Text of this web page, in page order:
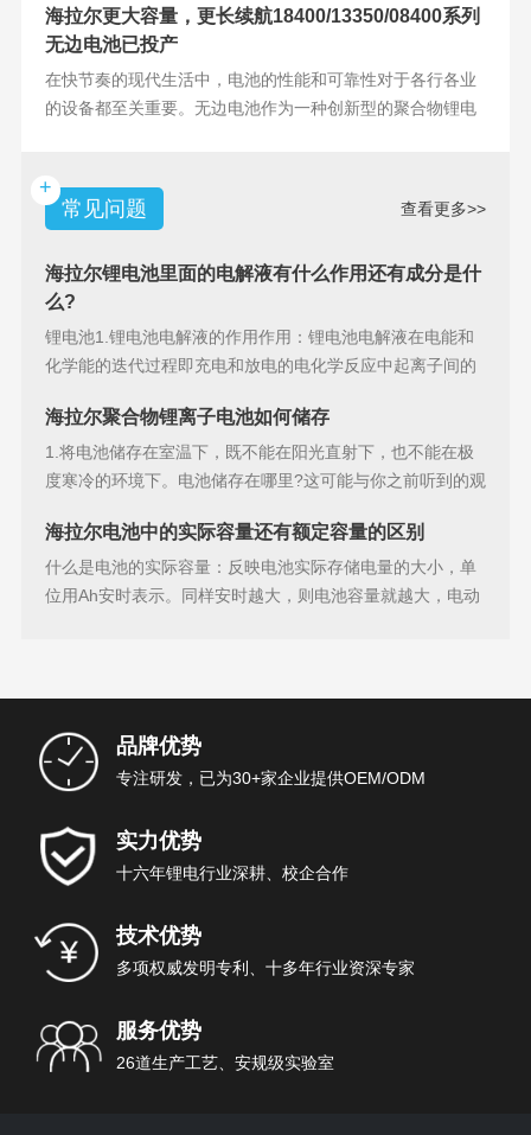
海拉尔更大容量，更长续航18400/13350/08400系列
无边电池已投产
在快节奏的现代生活中，电池的性能和可靠性对于各行各业
的设备都至关重要。无边电池作为一种创新型的聚合物锂电
+
常见问题
查看更多>>
海拉尔锂电池里面的电解液有什么作用还有成分是什
么?
锂电池1.锂电池电解液的作用作用：锂电池电解液在电能和
化学能的迭代过程即充电和放电的电化学反应中起离子间的
海拉尔聚合物锂离子电池如何储存
1.将电池储存在室温下，既不能在阳光直射下，也不能在极
度寒冷的环境下。电池储存在哪里?这可能与你之前听到的观
海拉尔电池中的实际容量还有额定容量的区别
什么是电池的实际容量：反映电池实际存储电量的大小，单
位用Ah安时表示。同样安时越大，则电池容量就越大，电动
品牌优势
专注研发，已为30+家企业提供OEM/ODM
实力优势
十六年锂电行业深耕、校企合作
技术优势
多项权威发明专利、十多年行业资深专家
服务优势
26道生产工艺、安规级实验室